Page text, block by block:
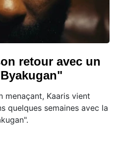
retour avec un
menaçant, Kaaris vient
quelques semaines avec la